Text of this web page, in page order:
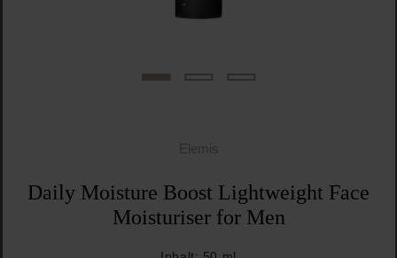
Elemis
Daily Moisture Boost Lightweight Face
Moisturiser for Men